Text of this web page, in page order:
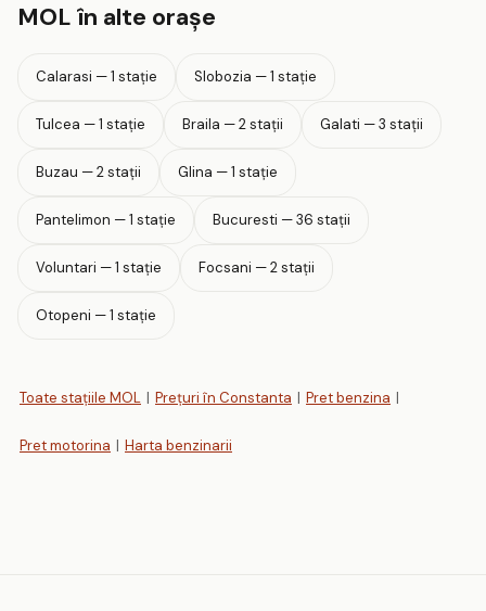
MOL în alte orașe
Calarasi — 1 stație Slobozia — 1 stație
Tulcea — 1 stație Braila — 2 stații Galati — 3 stații
Buzau — 2 stații Glina — 1 stație
Pantelimon — 1 stație Bucuresti — 36 stații
Voluntari — 1 stație Focsani — 2 stații
Otopeni — 1 stație
Toate stațiile MOL | Prețuri în Constanta | Pret benzina |
Pret motorina | Harta benzinarii